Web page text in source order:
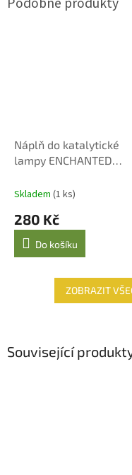
Náplň do katalytické
lampy ENCHANTED
Skladem (1 ks)
280 Kč
Do košíku
ZOBRAZIT
Související